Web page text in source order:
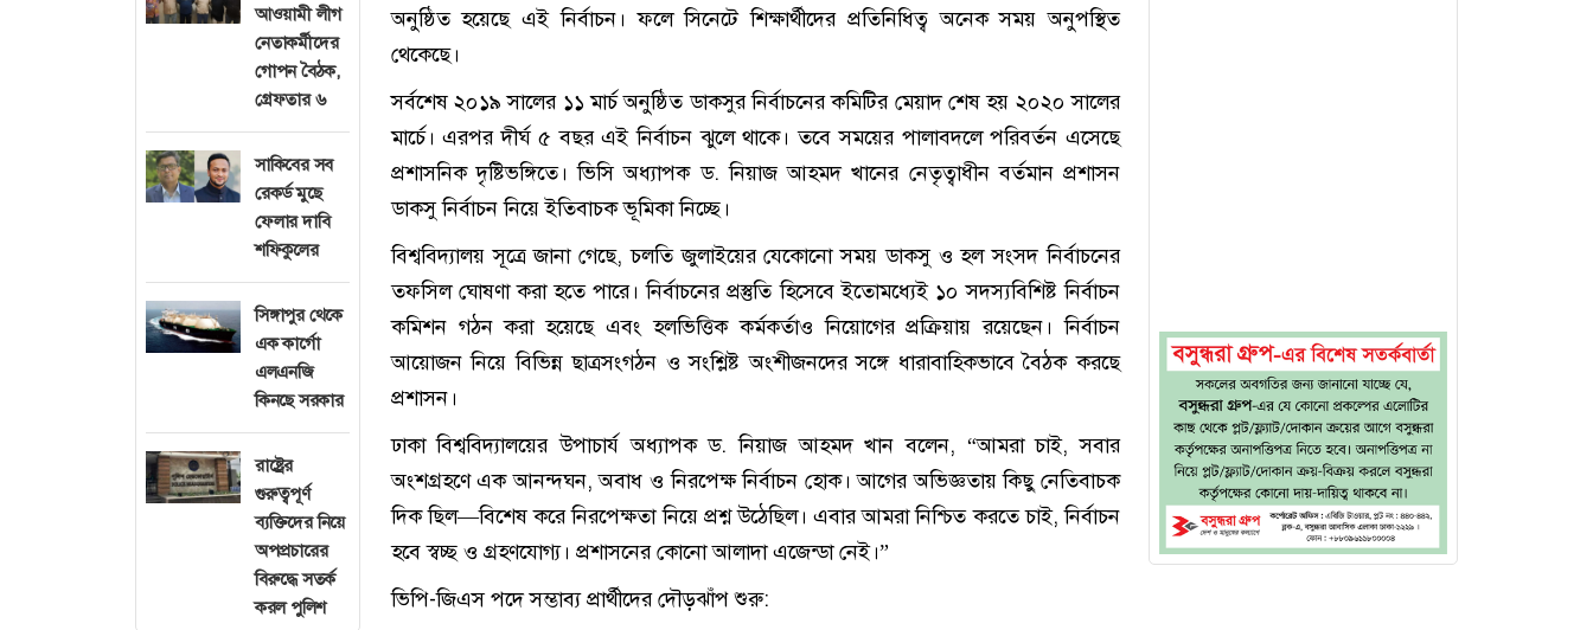
আওয়ামী লীগ
নেতাকর্মীদের
গোপন বৈঠক,
গ্রেফতার ৬
সাকিবের সব
রেকর্ড মুছে
ফেলার দাবি
শফিকুলের
সিঙ্গাপুর থেকে
এক কার্গো
এলএনজি
কিনছে সরকার
রাষ্ট্রের
গুরুত্বপূর্ণ
ব্যক্তিদের নিয়ে
অপপ্রচারের
বিরুদ্ধে সতর্ক
করল পুলিশ
অনুষ্ঠিত হয়েছে এই নির্বাচন। ফলে সিনেটে শিক্ষার্থীদের প্রতিনিধিত্ব অনেক সময় অনুপস্থিত
থেকেছে।
সর্বশেষ ২০১৯ সালের ১১ মার্চ অনুষ্ঠিত ডাকসুর নির্বাচনের কমিটির মেয়াদ শেষ হয় ২০২০ সালের
মার্চে। এরপর দীর্ঘ ৫ বছর এই নির্বাচন ঝুলে থাকে। তবে সময়ের পালাবদলে পরিবর্তন এসেছে
প্রশাসনিক দৃষ্টিভঙ্গিতে। ভিসি অধ্যাপক ড. নিয়াজ আহমদ খানের নেতৃত্বাধীন বর্তমান প্রশাসন
ডাকসু নির্বাচন নিয়ে ইতিবাচক ভূমিকা নিচ্ছে।
বিশ্ববিদ্যালয় সূত্রে জানা গেছে, চলতি জুলাইয়ের যেকোনো সময় ডাকসু ও হল সংসদ নির্বাচনের
তফসিল ঘোষণা করা হতে পারে। নির্বাচনের প্রস্তুতি হিসেবে ইতোমধ্যেই ১০ সদস্যবিশিষ্ট নির্বাচন
কমিশন গঠন করা হয়েছে এবং হলভিত্তিক কর্মকর্তাও নিয়োগের প্রক্রিয়ায় রয়েছেন। নির্বাচন
আয়োজন নিয়ে বিভিন্ন ছাত্রসংগঠন ও সংশ্লিষ্ট অংশীজনদের সঙ্গে ধারাবাহিকভাবে বৈঠক করছে
প্রশাসন।
ঢাকা বিশ্ববিদ্যালয়ের উপাচার্য অধ্যাপক ড. নিয়াজ আহমদ খান বলেন, “আমরা চাই, সবার
অংশগ্রহণে এক আনন্দঘন, অবাধ ও নিরপেক্ষ নির্বাচন হোক। আগের অভিজ্ঞতায় কিছু নেতিবাচক
দিক ছিল—বিশেষ করে নিরপেক্ষতা নিয়ে প্রশ্ন উঠেছিল। এবার আমরা নিশ্চিত করতে চাই, নির্বাচন
হবে স্বচ্ছ ও গ্রহণযোগ্য। প্রশাসনের কোনো আলাদা এজেন্ডা নেই।”
ভিপি-জিএস পদে সম্ভাব্য প্রার্থীদের দৌড়ঝাঁপ শুরু: